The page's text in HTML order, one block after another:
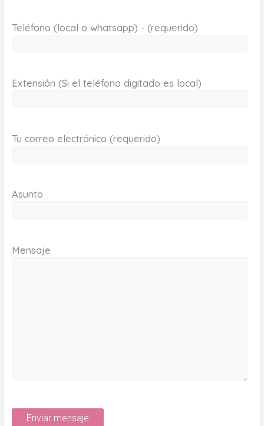
Teléfono (local o whatsapp) - (requerido)
Extensión (Si el teléfono digitado es local)
Tu correo electrónico (requerido)
Asunto
Mensaje